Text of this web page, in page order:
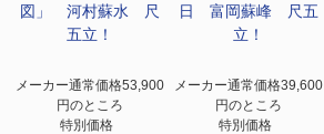
図」 河村蘇水 尺
五立！
メーカー通常価格53,900
円のところ
特別価格
日 富岡蘇峰 尺五
立！
メーカー通常価格39,600
円のところ
特別価格